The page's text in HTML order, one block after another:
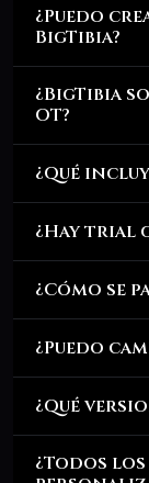
¿Puedo
BigTibia?
¿BigTibia
OT?
¿Qué
¿Hay trial
¿Cómo se
¿Puedo
¿Qué
¿Todos